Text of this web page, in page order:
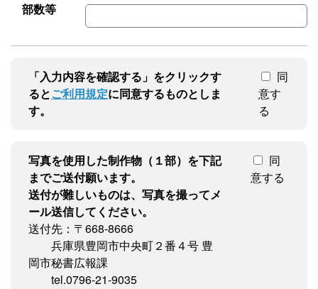
部数等
「入力内容を確認する」をクリックす
るとご利用規定に同意するものとしま
す。
同
意す
る
写真を使用した制作物（１部）を下記
までご送付願います。
送付が難しいものは、写真を撮ってメ
ール送信してください。
送付先：〒668-8666
兵庫県豊岡市中央町２番４号 豊
岡市秘書広報課
tel.0796-21-9035
同
意する